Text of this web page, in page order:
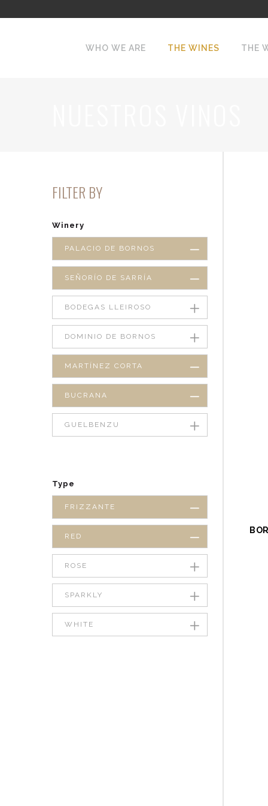
WHO WE ARE THE WINES THE
FILTER BY
Winery
PALACIO DE BORNOS
SEÑORÍO DE SARRÍA
BODEGAS LLEIROSO
DOMINIO DE BORNOS
MARTÍNEZ CORTA
BUCRANA
GUELBENZU
Type
FRIZZANTE
RED
ROSE
SPARKLY
WHITE